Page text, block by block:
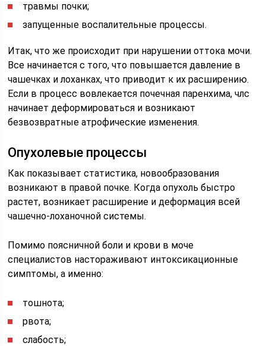
травмы почки;
запущенные воспалительные процессы.
Итак, что же происходит при нарушении оттока мочи.
Все начинается с того, что повышается давление в
чашечках и лоханках, что приводит к их расширению.
Если в процесс вовлекается почечная паренхима, члс
начинает деформироваться и возникают
безвозвратные атрофические изменения.
Опухолевые процессы
Как показывает статистика, новообразования
возникают в правой почке. Когда опухоль быстро
растет, возникает расширение и деформация всей
чашечно-лоханочной системы.
Помимо поясничной боли и крови в моче
специалистов настораживают интоксикационные
симптомы, а именно:
тошнота;
рвота;
слабость;